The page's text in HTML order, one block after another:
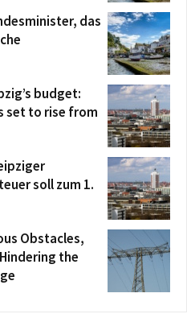
das
budget:
set to rise from
soll zum 1.
Obstacles,
the